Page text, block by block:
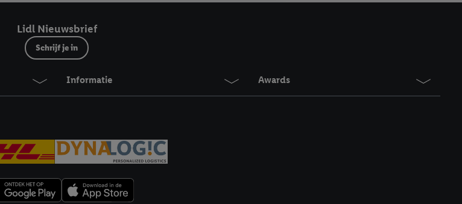
Lidl Nieuwsbrief
Schrijf je in
Informatie Awards
eindapparaten en Lidl-diensten, met behulp van jouw gehashte e-
met identifiers waarover Criteo S.A. beschikt, aan jou kunnen worden
er meer informatie vinden over de gegevensverwerking.
dat er enkel technisch noodzakelijke cookies en vergelijkbare
verwerkingen voor alle bovengenoemde doeleinden. Meer informatie,
en je recht om jouw toestemming op elk gewenst moment in te
de impressum voor de Lidl website hier.Klik